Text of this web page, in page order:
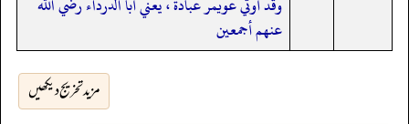
عنهم أجمعين
مزید تخریج دیکھیں